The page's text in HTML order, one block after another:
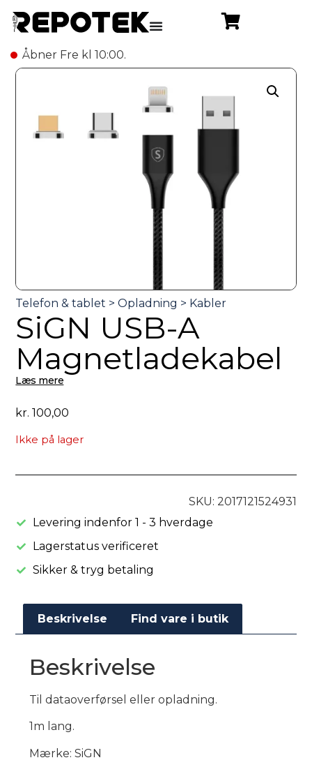
Åbner Fre kl 10:00.
SiGN USB-A
Magnetladekabel
Læs mere
kr. 100,00
Ikke på lager
SKU: 2017121524931
Levering indenfor 1 - 3 hverdage
Lagerstatus verificeret
Sikker & tryg betaling
Beskrivelse Find vare i butik
Beskrivelse
Til dataoverførsel eller opladning.
1m lang.
Mærke: SiGN